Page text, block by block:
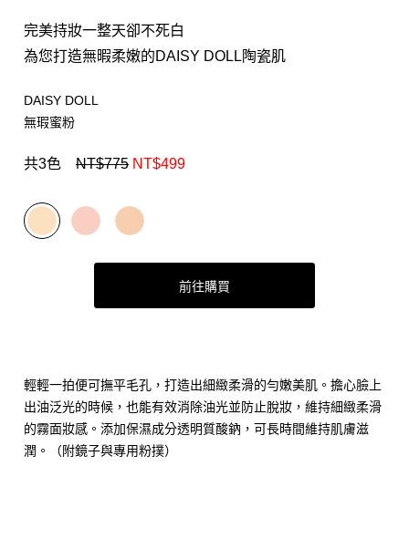
完美持妝一整天卻不死白
為您打造無暇柔嫩的DAISY DOLL陶瓷肌
DAISY DOLL
無瑕蜜粉
共3色 NT$775 NT$499
前往購買
輕輕一拍便可撫平毛孔，打造出細緻柔滑的勻嫩美肌。擔心臉上
出油泛光的時候，也能有效消除油光並防止脫妝，維持細緻柔滑
的霧面妝感。添加保濕成分透明質酸鈉，可長時間維持肌膚滋
潤。（附鏡子與專用粉撲）